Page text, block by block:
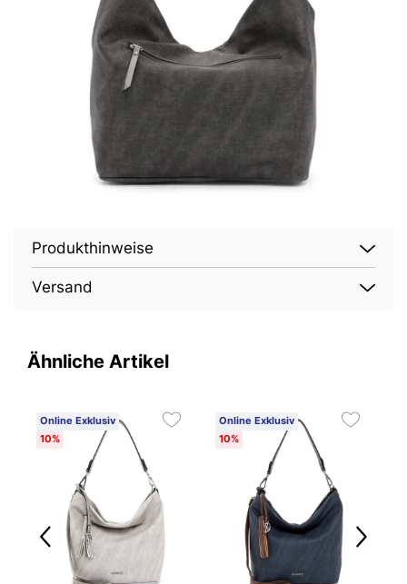
Produkthinweise
Versand
Ähnliche Artikel
Online Exklusiv
10%
Online Exklusiv
10%